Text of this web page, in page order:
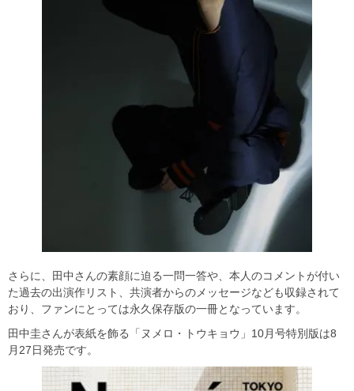
さらに、田中さんの素顔に迫る一問一答や、本人のコメントが付い
た過去の出演作リスト、共演者からのメッセージなども収録されて
おり、ファンにとっては永久保存版の一冊となっています。
田中圭さんが表紙を飾る「ヌメロ・トウキョウ」10月号特別版は8
月27日発売です。